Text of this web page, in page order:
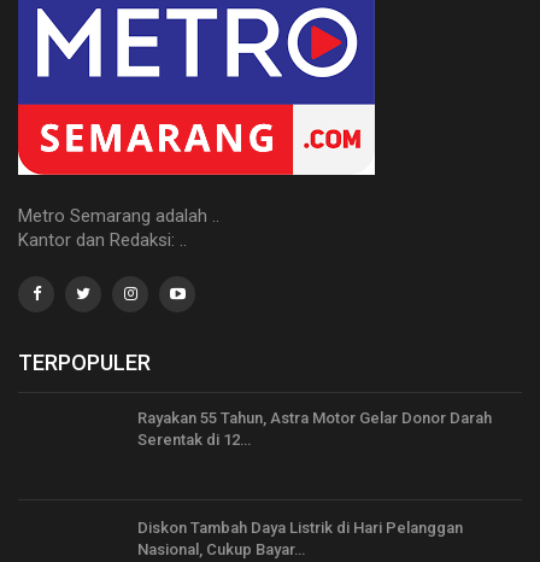
Metro Semarang adalah ..
Kantor dan Redaksi: ..
TERPOPULER
Rayakan 55 Tahun, Astra Motor Gelar Donor Darah
Serentak di 12…
Diskon Tambah Daya Listrik di Hari Pelanggan
Nasional, Cukup Bayar…